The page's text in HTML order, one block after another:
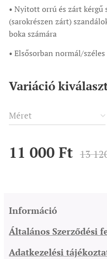
• Nyitott orrú és zárt kérgű
(sarokrészen zárt)
boka számára
• Elsősorban normál/
Variáció
Méret
11 000 Ft 13
Információ
Általános Szerződési
Adatkezelési